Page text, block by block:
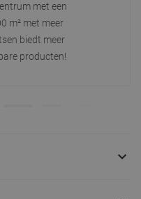
met een
m² met meer
biedt meer
producten!
